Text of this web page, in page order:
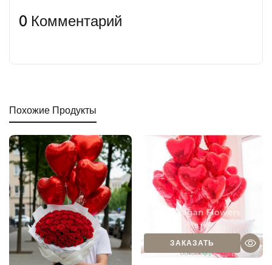
0 Комментарий
Похожие Продукты
ЗАКАЗАТЬ